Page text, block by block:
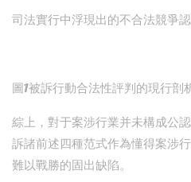
司法實行中浮現出的不合法競爭
圖1被訴行動合法性評判的現行剖
綜上，對于案涉行業并未構成公
訴諸前述四種范式作為懂得案涉
難以戰勝的固出缺陷。